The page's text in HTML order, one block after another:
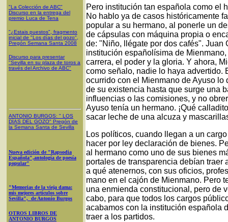
"La Colección de ABC"
Discurso en la entrega del
premio Luca de Tena
"¿Estais puestos", fragmento
inicial de "Los días del gozo",
Pregón Semana Santa 2008
Discurso para presentar
"Sevilla en su plaza de toros a
través del Archivo de ABC"
ANTONIO BURGOS: " LOS
DÍAS DEL GOZO" Pregón de
la Semana Santa de Sevilla
Nueva edición de "Rapsodia
Española",antología de poesía
popular"
"Memorias de la vieja dama:
mis mejores artículos sobre
Sevilla", de Antonio Burgos
OTROS LIBROS DE
ANTONIO BURGOS
Pero institución tan española como el
No hablo ya de casos históricamente
popular a su hermano, al ponerle un
de cápsulas con máquina propia o
de: "Niño, llégate por dos cafés". Juan
institución españolísima de
carrera, el poder y la gloria. Y ahora,
como señalo, nadie lo haya advertido.
ocurrido con el Mienmano de Ayuso
de su existencia hasta que surge una
influencias o las comisiones, y no
Ayuso tenía un hermano. ¡Qué
sacar leche de una alcuza y
Los políticos, cuando llegan a un
hacer por ley declaración de bienes.
al hermano como uno de sus bienes
portales de transparencia debían traer
a qué atenernos, con sus oficios,
mano en el cajón de Mienmano. Pero
una enmienda constitucional, pero de
cabo, para que todos los cargos
acabamos con la institución española
traer a los partidos.